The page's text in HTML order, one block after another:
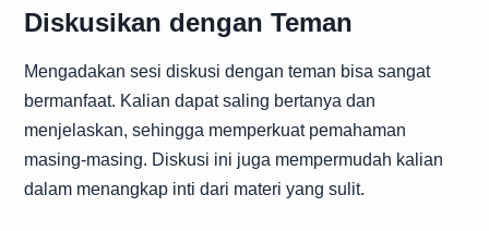
Diskusikan dengan Teman
Mengadakan sesi diskusi dengan teman bisa sangat
bermanfaat. Kalian dapat saling bertanya dan
menjelaskan, sehingga memperkuat pemahaman
masing-masing. Diskusi ini juga mempermudah kalian
dalam menangkap inti dari materi yang sulit.